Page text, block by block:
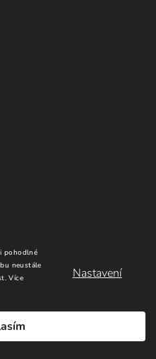
pohodlné
neustále
Více
Nastavení
cookies
Shoptet